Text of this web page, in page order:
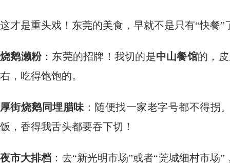
这才是重头戏！东莞的美食，早就不是只有“快餐”
烧鹅濑粉：东莞的招牌！我切的是中山餐馆的，
右，吃得饱饱的。
厚街烧鹅同埋腊味 ：随便找一家老字号都不得拐
饭，香得我舌头都要吞下切！
夜市大排档 ：去“新光明市场”或者“莞城细村市